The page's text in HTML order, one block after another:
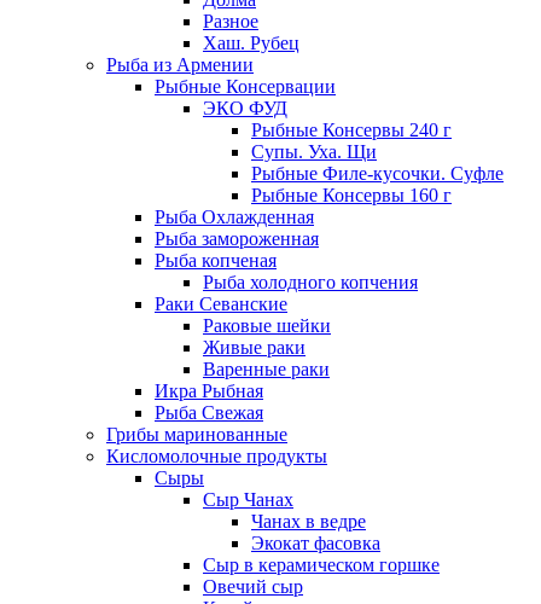
Разное
Хаш. Рубец
Рыба из Армении
Рыбные Консервации
ЭКО ФУД
Рыбные Консервы 240 г
Супы. Уха. Щи
Рыбные Филе-кусочки. Суфле
Рыбные Консервы 160 г
Рыба Охлажденная
Рыба замороженная
Рыба копченая
Рыба холодного копчения
Раки Севанские
Раковые шейки
Живые раки
Варенные раки
Икра Рыбная
Рыба Свежая
Грибы маринованные
Кисломолочные продукты
Сыры
Сыр Чанах
Чанах в ведре
Экокат фасовка
Сыр в керамическом горшке
Овечий сыр